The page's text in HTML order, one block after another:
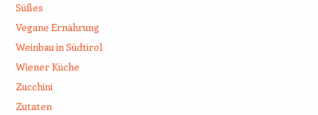
Süßes
Vegane Ernährung
Weinbau in Südtirol
Wiener Küche
Zucchini
Zutaten